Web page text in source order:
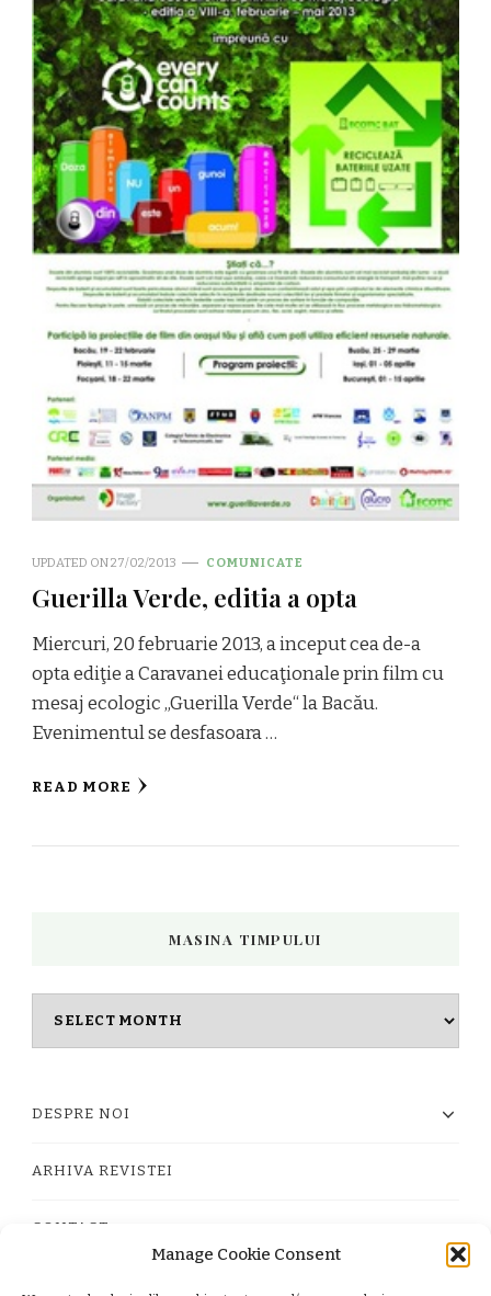
Manage Cookie Consent
UPDATED ON27/02/2013 COMUNICATE
Guerilla Verde, editia a opta
Miercuri, 20 februarie 2013, a inceput cea de-a
opta ediţie a Caravanei educaţionale prin film cu
mesaj ecologic „Guerilla Verde“ la Bacău.
Evenimentul se desfasoara …
READ MORE
MASINA TIMPULUI
DESPRE NOI
ARHIVA REVISTEI
CONTACT